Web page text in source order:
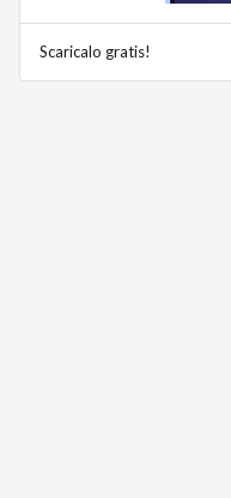
Scaricalo gratis!